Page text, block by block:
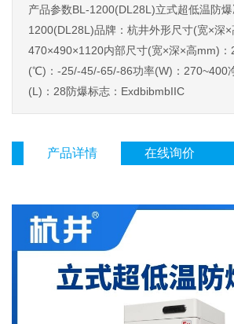
产品参数BL-1200(DL28L)立式超低温防
1200(DL28L)品牌：杭井外形尺寸(宽×深×
470×490×1120内部尺寸(宽×深×高mm)
(℃)：-25/-45/-65/-86功率(W)：270~400
(L)：28防爆标志：ExdbibmbIIC
产品详情 在线询价